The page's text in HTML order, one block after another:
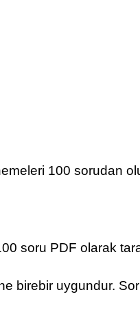
100 sorudan
soru PDF olarak
birebir uygundur.